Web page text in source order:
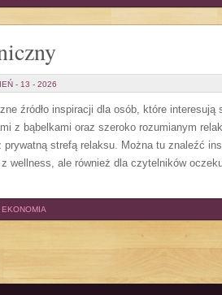
- 13 - 2026
źródło inspiracji dla osób, które
z bąbelkami oraz szeroko rozumianym
strefą relaksu. Można tu znaleźć
wellness, ale również dla czytelników